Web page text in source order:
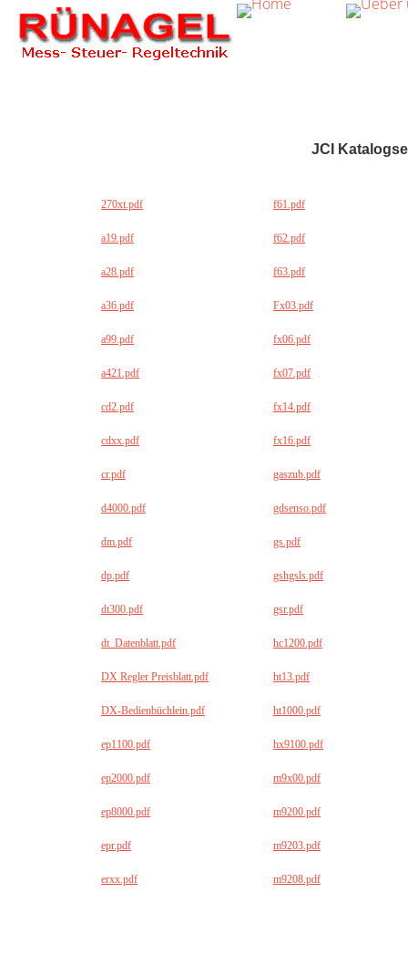
JCI
270xt.pdf
a19.pdf
a28.pdf
a36.pdf
a99.pdf
a421.pdf
cd2.pdf
cdxx.pdf
cr.pdf
d4000.pdf
dm.pdf
dp.pdf
dt300.pdf
dt_Datenblatt.pdf
DX Regler Preisblatt.pdf
DX-Bedienbüchlein.pdf
ep1100.pdf
ep2000.pdf
ep8000.pdf
epr.pdf
erxx.pdf
f61.pdf
f62.pdf
f63.pdf
Fx03.pdf
fx06.pdf
fx07.pdf
fx14.pdf
fx16.pdf
gaszub.pdf
gdsenso.pdf
gs.pdf
gshgsls.pdf
gsr.pdf
hc1200.pdf
ht13.pdf
ht1000.pdf
hx9100.pdf
m9x00.pdf
m9200.pdf
m9203.pdf
m9208.pdf